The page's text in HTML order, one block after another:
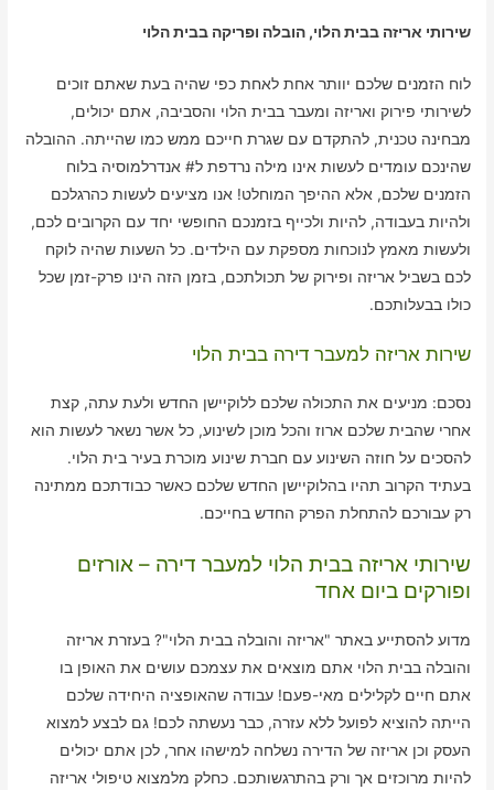
שירותי אריזה בבית הלוי, הובלה ופריקה בבית הלוי
לוח הזמנים שלכם יוותר אחת לאחת כפי שהיה בעת שאתם זוכים
לשירותי פירוק ואריזה ומעבר בבית הלוי והסביבה, אתם יכולים,
מבחינה טכנית, להתקדם עם שגרת חייכם ממש כמו שהייתה. ההובלה
שהינכם עומדים לעשות אינו מילה נרדפת ל# אנדרלמוסיה בלוח
הזמנים שלכם, אלא ההיפך המוחלט! אנו מציעים לעשות כהרגלכם
ולהיות בעבודה, להיות ולכייף בזמנכם החופשי יחד עם הקרובים לכם,
ולעשות מאמץ לנוכחות מספקת עם הילדים. כל השעות שהיה לוקח
לכם בשביל אריזה ופירוק של תכולתכם, בזמן הזה הינו פרק-זמן שכל
כולו בבעלותכם.
שירות אריזה למעבר דירה בבית הלוי
נסכם: מניעים את התכולה שלכם ללוקיישן החדש ולעת עתה, קצת
אחרי שהבית שלכם ארוז והכל מוכן לשינוע, כל אשר נשאר לעשות הוא
להסכים על חוזה השינוע עם חברת שינוע מוכרת בעיר בית הלוי.
בעתיד הקרוב תהיו בהלוקיישן החדש שלכם כאשר כבודתכם ממתינה
רק עבורכם להתחלת הפרק החדש בחייכם.
שירותי אריזה בבית הלוי למעבר דירה – אורזים
ופורקים ביום אחד
מדוע להסתייע באתר "אריזה והובלה בבית הלוי"? בעזרת אריזה
והובלה בבית הלוי אתם מוצאים את עצמכם עושים את האופן בו
אתם חיים לקלילים מאי-פעם! עבודה שהאופציה היחידה שלכם
הייתה להוציא לפועל ללא עזרה, כבר נעשתה לכם! גם לבצע למצוא
העסק וכן אריזה של הדירה נשלחה למישהו אחר, לכן אתם יכולים
להיות מרוכזים אך ורק בהתרגשותכם. כחלק מלמצוא טיפולי אריזה